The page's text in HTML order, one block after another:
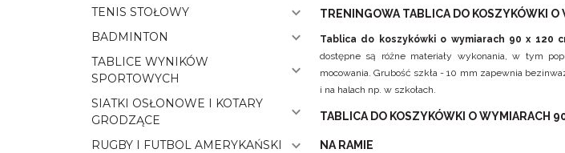
TRENINGOWA TABLICA DO KOSZYKÓWKI
Tablica do koszykówki o wymiarach 90 x 120
dostępne są różne materiały wykonania, w tym
mocowania. Grubość szkła - 10 mm zapewnia
i na halach np. w szkołach.
TABLICA DO KOSZYKÓWKI O WYMIARACH
NA RAMIE
TENIS STOŁOWY
BADMINTON
TABLICE WYNIKÓW
SPORTOWYCH
SIATKI OSŁONOWE I KOTARY
GRODZĄCE
RUGBY I FUTBOL AMERYKAŃSKI